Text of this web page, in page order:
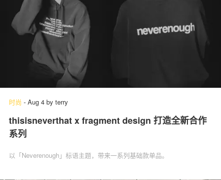
时尚 - Aug 4 by terry
thisisneverthat x fragment design 打造全新合作
系列
以「Neverenough」标语主题，带来一系列基础款单品。